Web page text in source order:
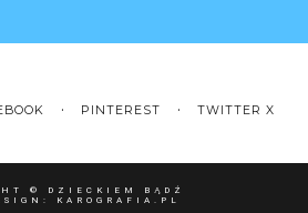
PINTEREST TWITTER X
© DZIECKIEM BĄDŹ
KAROGRAFIA.PL